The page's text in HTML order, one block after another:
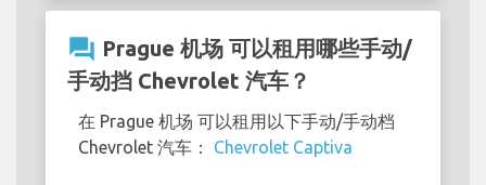
question_answer Prague 机场 可以租用哪些手动/
手动挡 Chevrolet 汽车？
在 Prague 机场 可以租用以下手动/手动档
Chevrolet 汽车： Chevrolet Captiva